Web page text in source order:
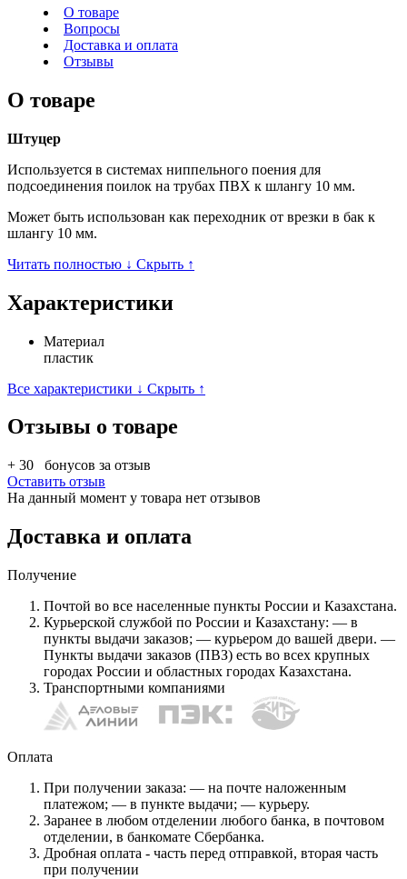
О товаре
Вопросы
Доставка и оплата
Отзывы
О товаре
Штуцер
Используется в системах ниппельного поения для
подсоединения поилок на трубах ПВХ к шлангу 10 мм.
Может быть использован как переходник от врезки в бак к
шлангу 10 мм.
Читать полностью ↓ Скрыть ↑
Характеристики
Материал
пластик
Все характеристики ↓ Скрыть ↑
Отзывы о товаре
+ 30
бонусов за отзыв
Оставить отзыв
На данный момент у товара нет отзывов
Доставка и оплата
Получение
Почтой во все населенные пункты России и Казахстана.
Курьерской службой по России и Казахстану: — в
пункты выдачи заказов; — курьером до вашей двери. —
Пункты выдачи заказов (ПВЗ) есть во всех крупных
городах России и областных городах Казахстана.
Транспортными компаниями
Оплата
При получении заказа: — на почте наложенным
платежом; — в пункте выдачи; — курьеру.
Заранее в любом отделении любого банка, в почтовом
отделении, в банкомате Сбербанка.
Дробная оплата - часть перед отправкой, вторая часть
при получении